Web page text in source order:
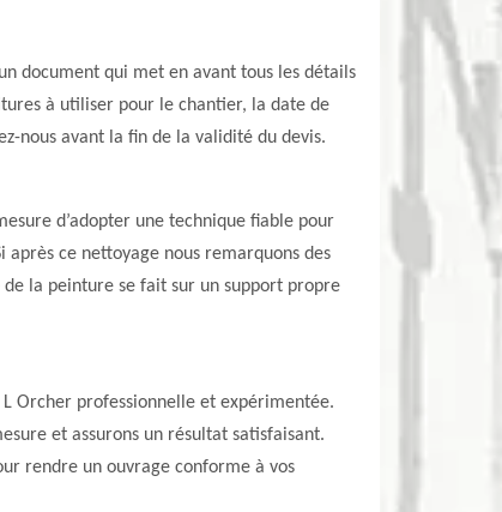
document qui met en avant tous les détails
à utiliser pour le chantier, la date de
nous avant la fin de la validité du devis.
d’adopter une technique fiable pour
ce nettoyage nous remarquons des
la peinture se fait sur un support propre
Orcher professionnelle et expérimentée.
et assurons un résultat satisfaisant.
rendre un ouvrage conforme à vos